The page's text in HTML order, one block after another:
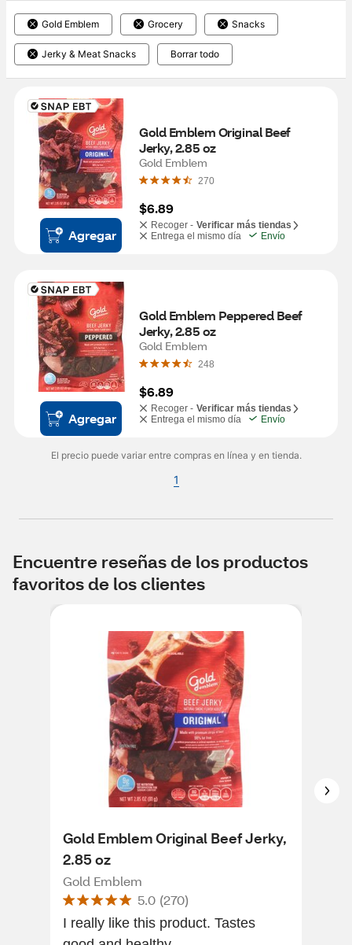
Gold Emblem Grocery Snacks
Jerky & Meat Snacks Borrar todo
Agregar
Gold Emblem Original Beef
Jerky, 2.85 oz
Gold Emblem
270
$6.89
Recoger - Verificar más tiendas
Entrega el mismo día
Envío
Agregar
Gold Emblem Peppered Beef
Jerky, 2.85 oz
Gold Emblem
248
$6.89
Recoger - Verificar más tiendas
Entrega el mismo día
Envío
El precio puede variar entre compras en línea y en tienda.
1
Encuentre reseñas de los productos
favoritos de los clientes
Gold Emblem Original Beef Jerky,
2.85 oz
Gold Emblem
5.0 (270)
I really like this product. Tastes